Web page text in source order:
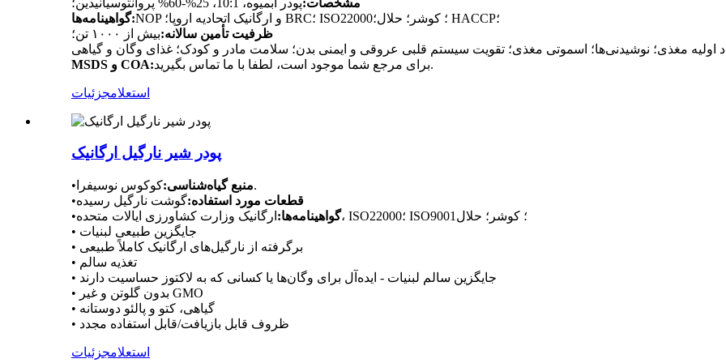
مشخصات:پودر آبمیوه، 10:1، 25%-60% پروآنتوسیانیدین؛
گواهینامه‌ها:
NOP و ارگانیک اتحادیه اروپا؛ BRC؛ ISO22000؛ کوشر؛ حلال؛ HACCP؛
ظرفیت تأمین سالانه:بیش از ۱۰۰۰ تن؛
MSDS و COA:
برای مرجع شما موجود است، لطفا با ما تماس بگیرید.
استعلامجزئیات
پودر شیر نارگیل ارگانیک
• منبع گیاه‌شناسی:کوکوس نوسیفرا.
•
قطعات مورد استفاده:گوشت نارگیل رسیده
•
گواهینامه‌ها:
ارگانیک وزارت کشاورزی ایالات متحده، ISO22000؛ ISO9001؛ کوشر؛ حلال
• جایگزین طبیعی لبنیات
• برگرفته از نارگیل‌های ارگانیک کاملاً طبیعی
• تغذیه سالم
• جایگزین سالم لبنیات - ایده‌آل برای وگان‌ها یا کسانی که به لاکتوز حساسیت دارند
• بدون گلوتن و غیر GMO
• گیاهی، کتو و پالئو دوستانه
• ظروف قابل بازیافت/قابل استفاده مجدد
استعلامجزئیات